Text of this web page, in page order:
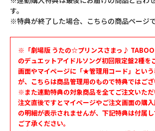
す。
※特典が終了した場合、こちらの商品ページ
※「劇場版 うたの☆プリンスさまっ♪ TABOO
のデュエットアイドルソング初回限定盤2種を
画面やマイページに「★管理用コード」とい
が、こちらは商品管理用のもので特典ではござ
※また連動特典の対象商品を全てご注文いただ
注文直後ですとマイページやご注文画面の購
の明細が表示されませんが、下記特典は付属
ご了承ください。